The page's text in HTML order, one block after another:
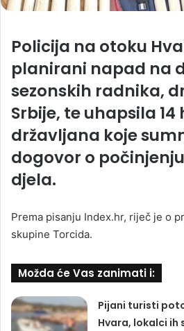
Policija na otoku
planirani napad na
sezonskih radnika,
Srbije, te uhapsila
državljana koje
dogovor o
djela.
Prema pisanju Index.hr, riječ je o
skupine Torcida.
Možda će Vas zanimati i:
Pijani turisti
Hvara, lokalci ih